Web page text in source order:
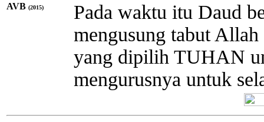
AVB (2015)
Pada waktu itu Daud
mengusung tabut
yang dipilih TUHAN
mengurusnya untuk